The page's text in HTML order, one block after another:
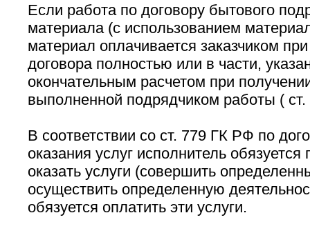
Если работа по договору бытового
материала (с использованием
материал оплачивается заказчиком
договора полностью или в части,
окончательным расчетом при
выполненной подрядчиком работы (
В соответствии со ст. 779 ГК РФ по
оказания услуг исполнитель обязуется
оказать услуги (совершить
осуществить определенную
обязуется оплатить эти услуги.